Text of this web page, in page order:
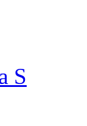
S